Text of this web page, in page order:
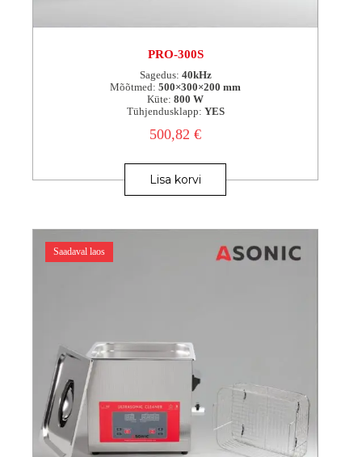
PRO-300S
Sagedus: 40kHz
Mõõtmed: 500×300×200 mm
Küte: 800 W
Tühjendusklapp: YES
500,82€
Lisa korvi
Saadaval laos